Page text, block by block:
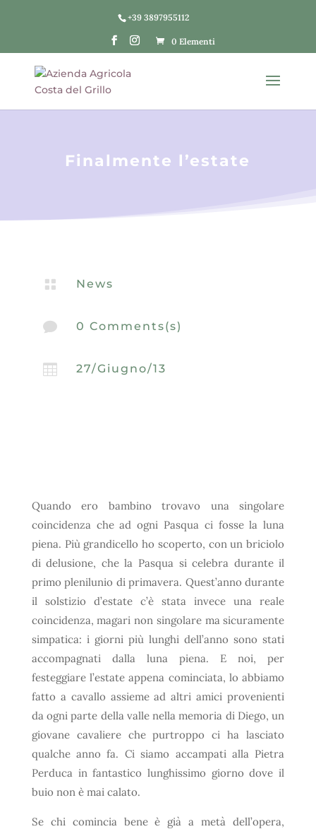
+39 3897955112
0 Elementi
Finalmente l’estate
 News
 0 Comments(s)
 27/Giugno/13
Quando ero bambino trovavo una singolare
coincidenza che ad ogni Pasqua ci fosse la luna
piena. Più grandicello ho scoperto, con un briciolo
di delusione, che la Pasqua si celebra durante il
primo plenilunio di primavera. Quest’anno durante
il solstizio d’estate c’è stata invece una reale
coincidenza, magari non singolare ma sicuramente
simpatica: i giorni più lunghi dell’anno sono stati
accompagnati dalla luna piena. E noi, per
festeggiare l’estate appena cominciata, lo abbiamo
fatto a cavallo assieme ad altri amici provenienti
da ogni parte della valle nella memoria di Diego, un
giovane cavaliere che purtroppo ci ha lasciato
qualche anno fa. Ci siamo accampati alla Pietra
Perduca in fantastico lunghissimo giorno dove il
buio non è mai calato.
Se chi comincia bene è già a metà dell’opera,